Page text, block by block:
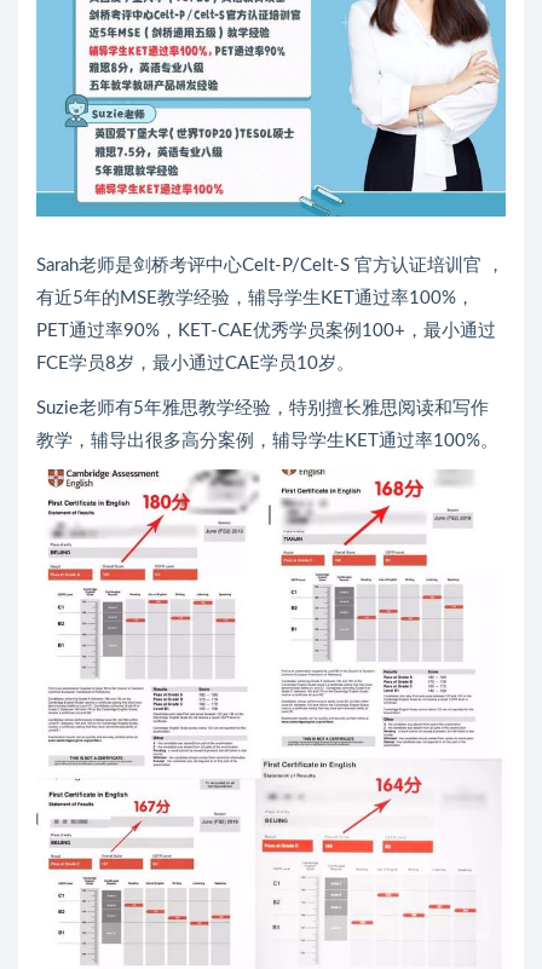
Sarah老师是剑桥考评中心Celt-P/Celt-S 官方认证培训官 ，
有近5年的MSE教学经验，辅导学生KET通过率100%，
PET通过率90%，KET-CAE优秀学员案例100+，最小通过
FCE学员8岁，最小通过CAE学员10岁。
Suzie老师有5年雅思教学经验，特别擅长雅思阅读和写作
教学，辅导出很多高分案例，辅导学生KET通过率100%。